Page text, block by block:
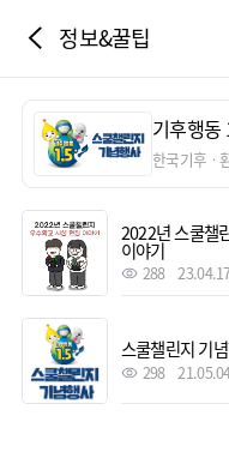
정보&꿀팁
기후행동
한국기후ㆍ
2022년 스쿨챌
이야기
288
스쿨챌린지 기
298